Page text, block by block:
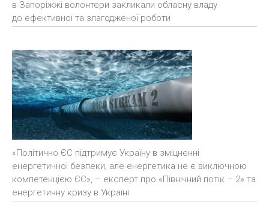
в Запоріжжі волонтери закликали обласну владу
до ефективної та злагодженої роботи
«Політично ЄС підтримує Україну в зміцненні
енергетичної безпеки, але енергетика не є виключною
компетенцією ЄС», – експерт про «Північний потік – 2» та
енергетичну кризу в Україні